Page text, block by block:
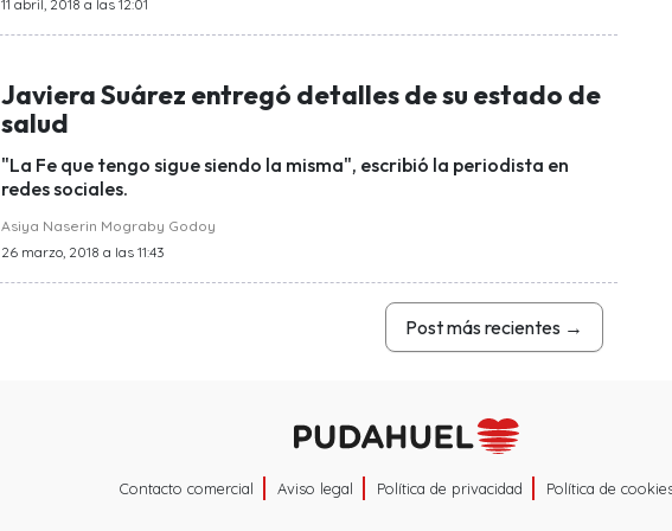
11 abril, 2018 a las 12:01
Javiera Suárez entregó detalles de su estado de
salud
"La Fe que tengo sigue siendo la misma", escribió la periodista en
redes sociales.
Asiya Naserin Mograby Godoy
26 marzo, 2018 a las 11:43
Post más recientes →
Contacto comercial Aviso legal Política de privacidad Política de